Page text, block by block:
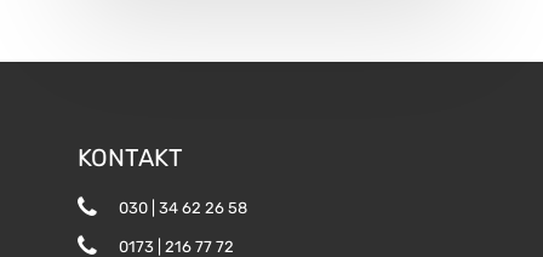
KONTAKT
030 | 34 62 26 58
0173 | 216 77 72